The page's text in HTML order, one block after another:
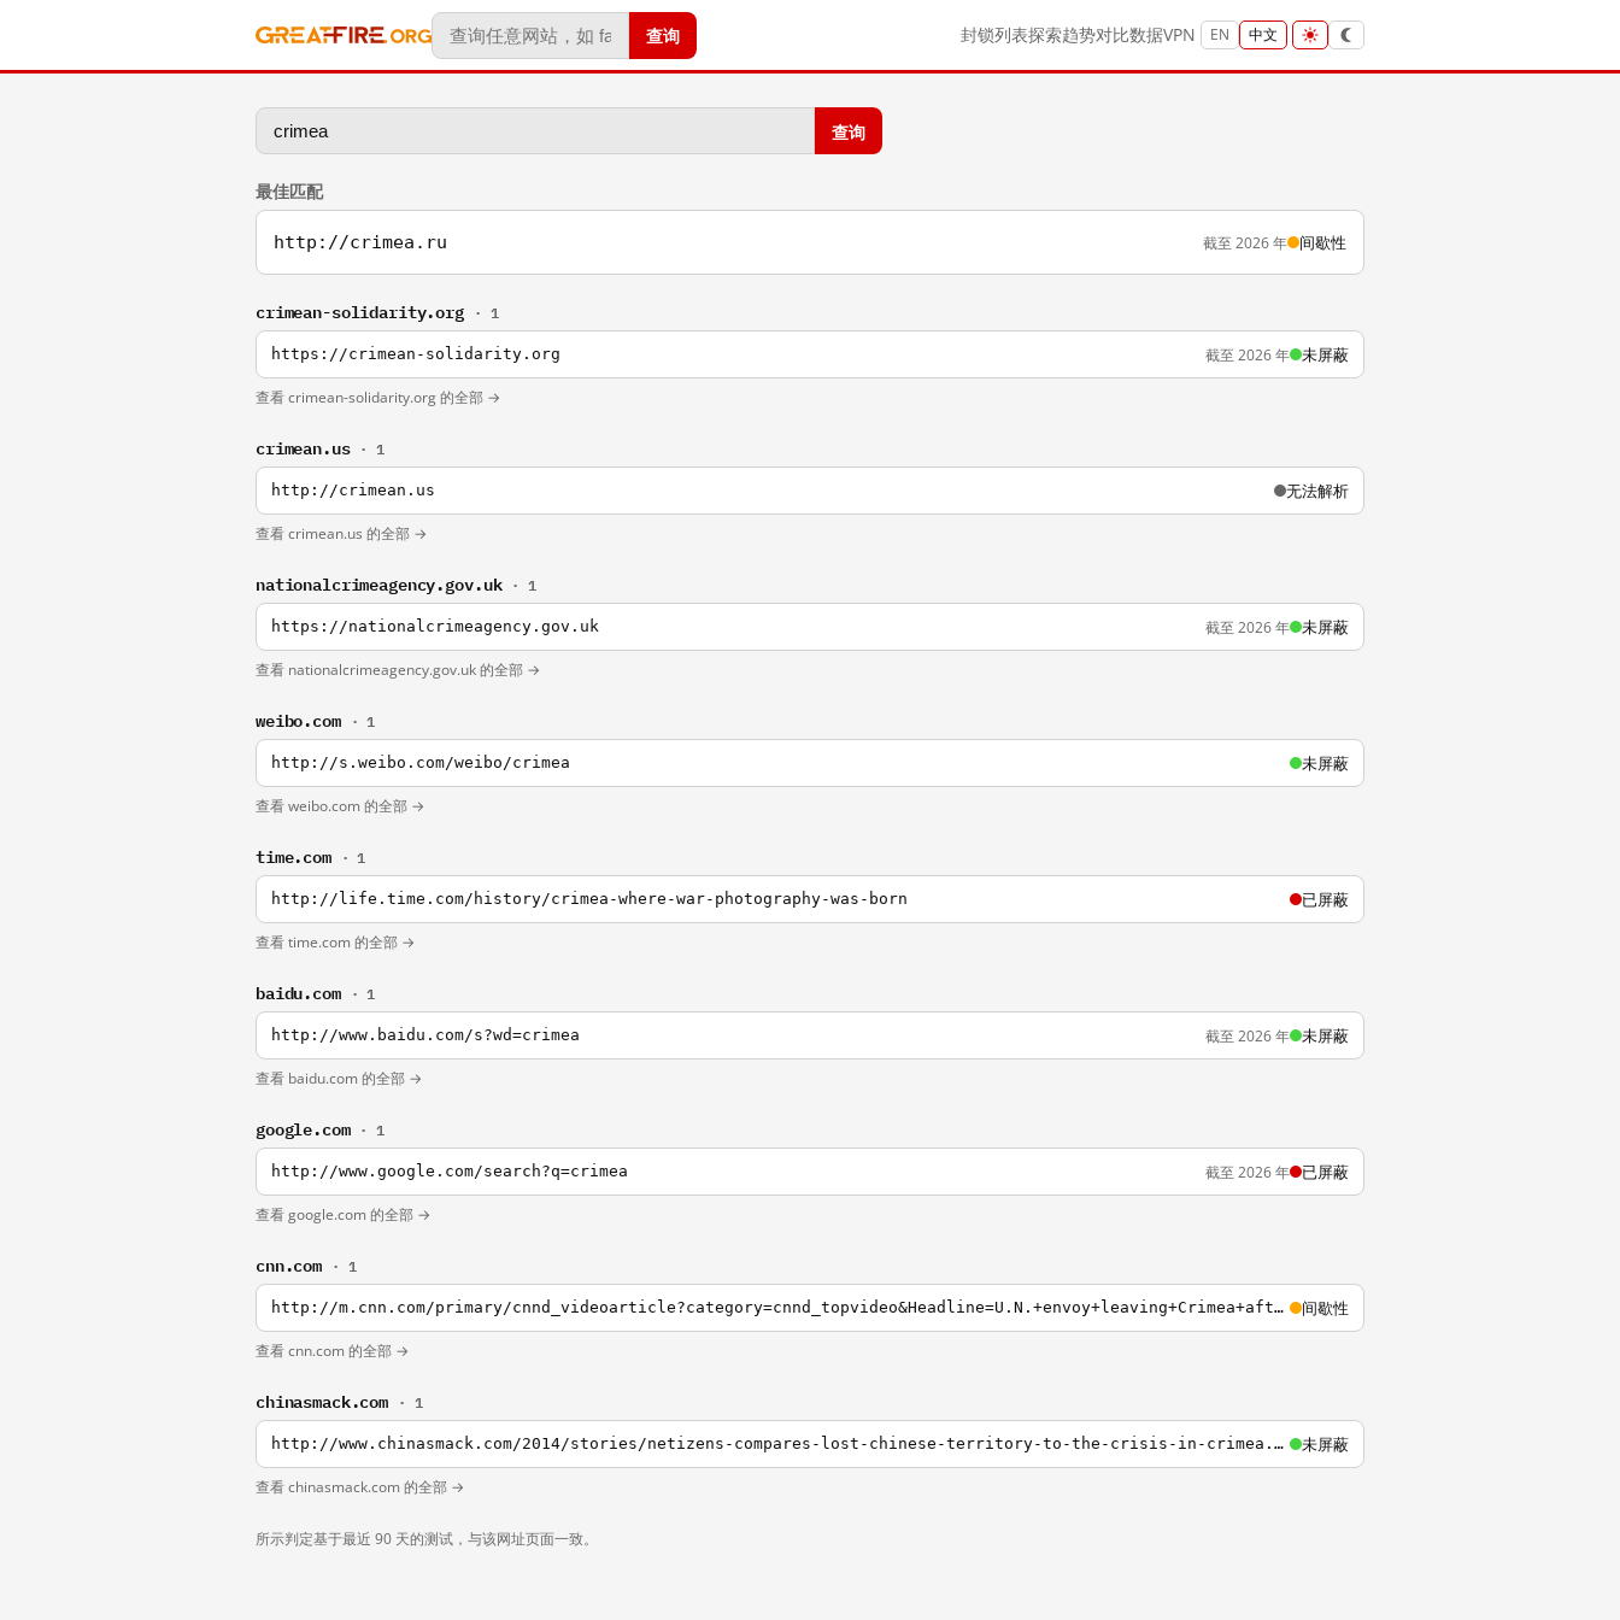
查询 封锁列表探索趋势对比数据VPN EN 中文
查询
最佳匹配
http://crimea.ru 截至 2026 年 间歇性
crimean-solidarity.org · 1
https://crimean-solidarity.org 截至 2026 年 未屏蔽
查看 crimean-solidarity.org 的全部 →
crimean.us · 1
http://crimean.us 无法解析
查看 crimean.us 的全部 →
nationalcrimeagency.gov.uk · 1
https://nationalcrimeagency.gov.uk 截至 2026 年 未屏蔽
查看 nationalcrimeagency.gov.uk 的全部 →
weibo.com · 1
http://s.weibo.com/weibo/crimea 未屏蔽
查看 weibo.com 的全部 →
time.com · 1
http://life.time.com/history/crimea-where-war-photography-was-born 已屏蔽
查看 time.com 的全部 →
baidu.com · 1
http://www.baidu.com/s?wd=crimea 截至 2026 年 未屏蔽
查看 baidu.com 的全部 →
google.com · 1
http://www.google.com/search?q=crimea 截至 2026 年 已屏蔽
查看 google.com 的全部 →
cnn.com · 1
http://m.cnn.com/primary/cnnd_videoarticle?category=cnnd_topvideo&Headline=U.N.+envoy+leaving+Crimea+after+threat&newsItemId=world%2F2014%2F03%2F05%2Fnr-coren-u-n-envoy-threatened-by-armed-men-ukraine.cnn&Image=http%3A%2F%2Fi2.cdn.turner.com%2Fcnn%2Fdam%2 间歇性
查看 cnn.com 的全部 →
chinasmack.com · 1
http://www.chinasmack.com/2014/stories/netizens-compares-lost-chinese-territory-to-the-crisis-in-crimea.html 未屏蔽
查看 chinasmack.com 的全部 →
所示判定基于最近 90 天的测试，与该网址页面一致。